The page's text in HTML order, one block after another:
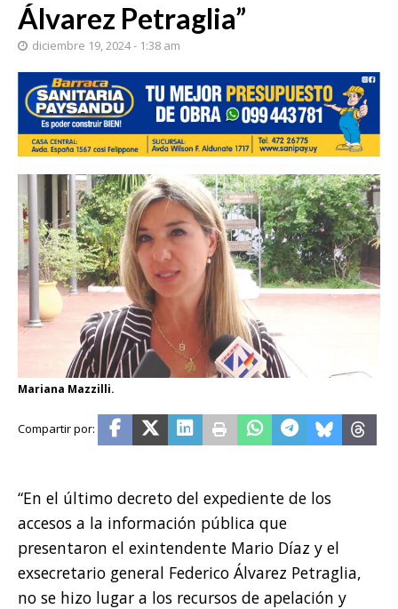
Álvarez Petraglia”
diciembre 19, 2024 - 1:38 am
Mariana Mazzilli.
“En el último decreto del expediente de los
accesos a la información pública que
presentaron el exintendente Mario Díaz y el
exsecretario general Federico Álvarez Petraglia,
no se hizo lugar a los recursos de apelación y